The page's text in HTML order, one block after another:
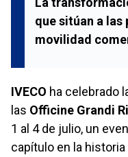
que sitúan a las
movilidad
IVECO ha celebrado
las Officine Grandi
1 al 4 de julio, un
capítulo en la